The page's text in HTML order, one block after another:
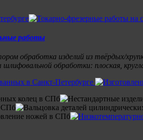
работы
обработка изделий из твёрдых/
обработки: плоская,